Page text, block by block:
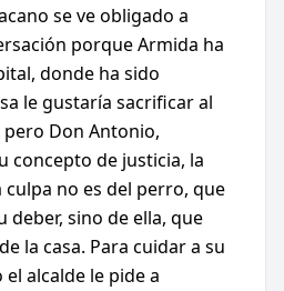
se ve obligado a
porque Armida ha
donde ha sido
le gustaría sacrificar al
Don Antonio,
concepto de justicia, la
culpa no es del perro, que
deber, sino de ella, que
la casa. Para cuidar a su
alcalde le pide a